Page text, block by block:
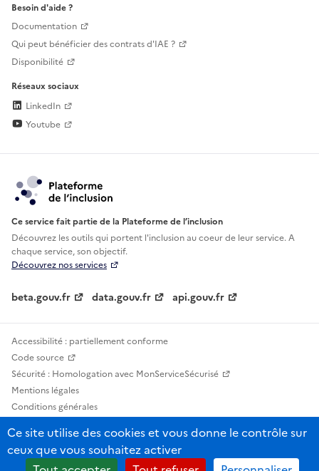
Besoin d'aide ?
Documentation
Qui peut bénéficier des contrats d'IAE ?
Disponibilité
Réseaux sociaux
LinkedIn
Youtube
Ce service fait partie de la Plateforme de l’inclusion
Découvrez les outils qui portent l'inclusion aucoeur de leur service. A
chaque service, son objectif.
Découvrez nos services
beta.gouv.fr data.gouv.fr api.gouv.fr
Accessibilité : partiellement conforme
Code source
Sécurité : Homologation avec MonServiceSécurisé
Mentions légales
Conditions générales
Statistiques, lexiques et indicateurs
Sauf mention contraire, tous les contenus de ce site sont sous licence
Ce site utilise des cookies et vous donne le contrôle sur
ceux que vous souhaitez activer